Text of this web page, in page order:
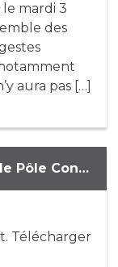
le mardi 3
des
aura pas […]
Information communiquée par le Pôle Conseil de la compagnie Neuflize Vie, et adressée avec les relevés du 31/12/17 (décembre 2017)
Télécharger